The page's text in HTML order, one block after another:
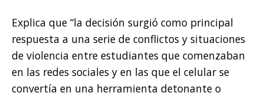
Explica que “la decisión surgió como principal
respuesta a una serie de conflictos y situaciones
de violencia entre estudiantes que comenzaban
en las redes sociales y en las que el celular se
convertía en una herramienta detonante o